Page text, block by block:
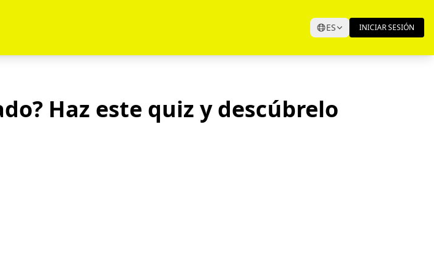
ES INICIAR SESIÓN
Haz este quiz y descúbrelo